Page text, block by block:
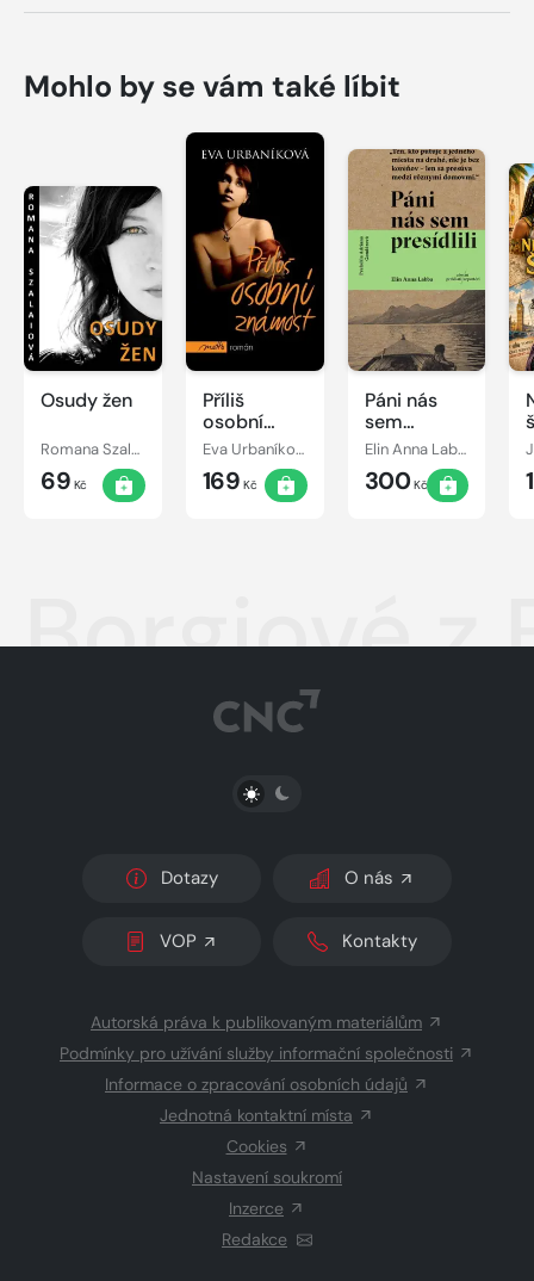
Mohlo by se vám také líbit
Osudy žen
Romana Szalaiová
69 Kč
Příliš
osobní
známost
Eva Urbaníková
169 Kč
Páni nás
sem
presídlili
Elin Anna Labba
300Kč
Borgiové z
PŘEPNOUT SVĚTLÝ/TMAVÝ REŽIM
Dotazy O nás
VOP Kontakty
Autorská práva k publikovaným materiálům
Podmínky pro užívání služby informační společnosti
Informace o zpracování osobních údajů
Jednotná kontaktní místa
Cookies
Nastavení soukromí
Inzerce
Redakce